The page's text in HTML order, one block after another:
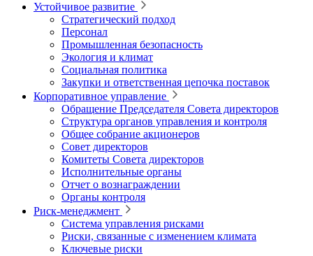
Устойчивое развитие
Стратегический подход
Персонал
Промышленная безопасность
Экология и климат
Социальная политика
Закупки и ответственная цепочка поставок
Корпоративное управление
Обращение Председателя Совета директоров
Структура органов управления и контроля
Общее собрание акционеров
Совет директоров
Комитеты Совета директоров
Исполнительные органы
Отчет о вознаграждении
Органы контроля
Риск-менеджмент
Система управления рисками
Риски, связанные с изменением климата
Ключевые риски